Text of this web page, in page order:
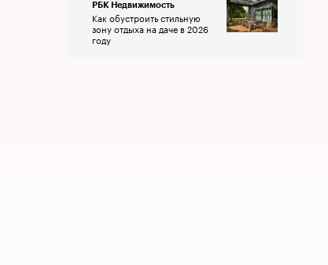
РБК Недвижимость
Как обустроить стильную
зону отдыха на даче в 2026
году